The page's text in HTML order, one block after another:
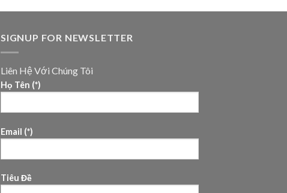
SIGNUP FOR NEWSLETTER
Liên Hệ Với Chúng Tôi
Họ Tên (*)
Email (*)
Tiêu Đề